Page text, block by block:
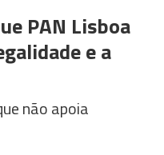
PAN Lisboa
e a
não apoia